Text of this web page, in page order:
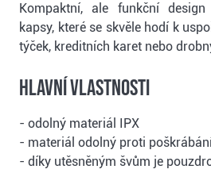
Kompaktní, ale funkční
kapsy, které se skvěle hodí k
týček, kreditních karet nebo
Hlavní vlastnosti
- odolný materiál IPX
- materiál odolný proti
- díky utěsněným švům je